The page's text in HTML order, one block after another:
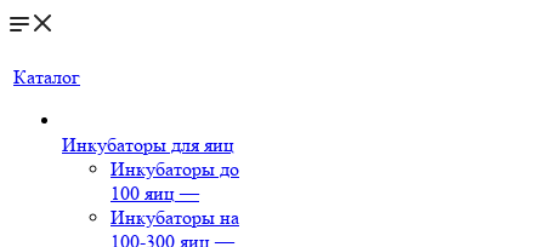
Каталог
Инкубаторы для яиц
Инкубаторы до
100 яиц —
Инкубаторы на
100-300 яиц —